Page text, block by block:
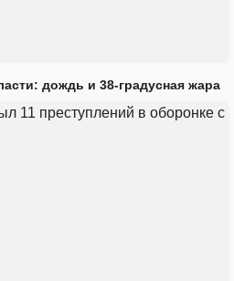
дождь и 38-градусная жара